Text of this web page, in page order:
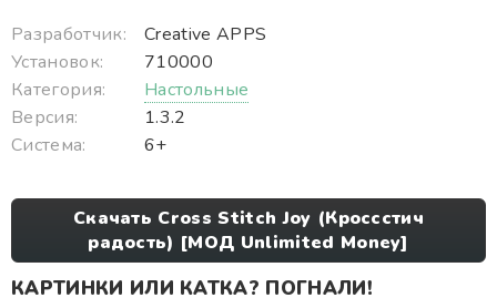
Разработчик:
Creative APPS
Установок:
710000
Категория:
Настольные
Версия:
1.3.2
Система:
6+
Скачать Cross Stitch Joy (Кроссстич
радость) [МОД Unlimited Money]
КАРТИНКИ ИЛИ КАТКА? ПОГНАЛИ!